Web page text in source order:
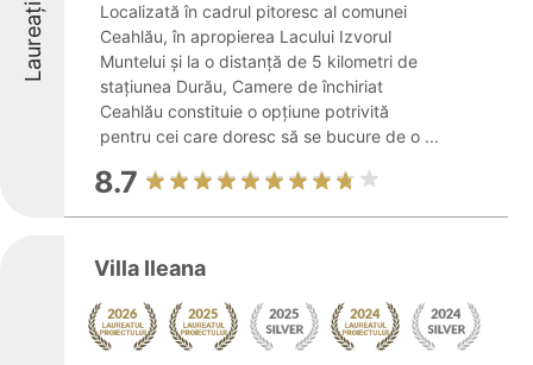
Laureați
Localizată în cadrul pitoresc al comunei
Ceahlău, în apropierea Lacului Izvorul
Muntelui și la o distanță de 5 kilometri de
stațiunea Durău, Camere de închiriat
Ceahlău constituie o opțiune potrivită
pentru cei care doresc să se bucure de o ...
8.7
Villa Ileana